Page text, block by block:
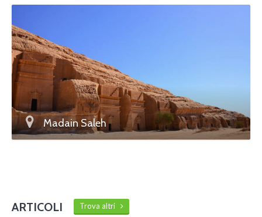
Madain Saleh
ARTICOLI Trova altri